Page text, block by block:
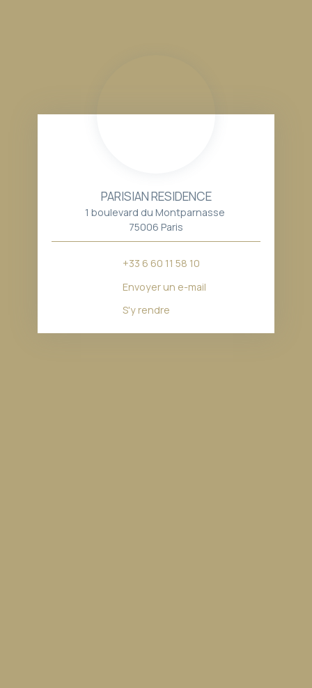
PARISIAN RESIDENCE
1 boulevard du Montparnasse
75006 Paris
+33 6 60 11 58 10
Envoyer un e-mail
S'y rendre